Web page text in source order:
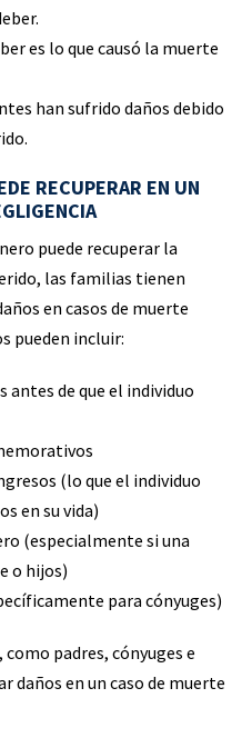
es lo que causó la muerte
han sufrido daños debido
RECUPERAR EN UN
puede recuperar la
las familias tienen
en casos de muerte
pueden incluir:
antes de que el individuo
(lo que el individuo
en su vida)
(especialmente si una
o hijos)
para cónyuges)
padres, cónyuges e
daños en un caso de muerte